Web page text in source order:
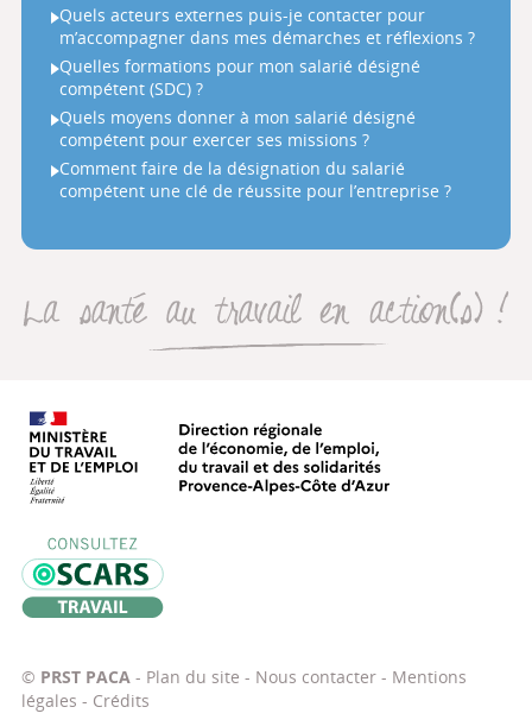
Quels acteurs externes puis-je contacter pour
m’accompagner dans mes démarches et réflexions ?
Quelles formations pour mon salarié désigné
compétent (SDC) ?
Quels moyens donner à mon salarié désigné
compétent pour exercer ses missions ?
Comment faire de la désignation du salarié
compétent une clé de réussite pour l’entreprise ?
La santé au travail en
Direction régionale de l’économie,
© PRST PACA- Plan du site - Nous contacter- Mentions
légales - Crédits